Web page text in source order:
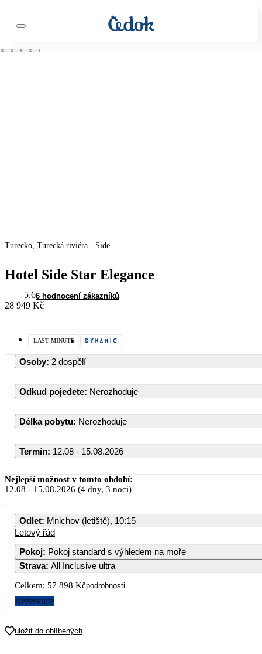
Turecko, Turecká riviéra - Side
Hotel Side Star Elegance
5.66 hodnocení zákazníků
28 949 Kč
LAST MINUTE
Osoby: 2 dospělí
Odkud pojedete: Nerozhoduje
Délka pobytu: Nerozhoduje
Termín: 12.08 - 15.08.2026
Srpen 2026
PO ÚT ST ČT PÁ
3
Nejlepší možnost v tomto období:
12.08 - 15.08.2026 (4 dny, 3 noci)
Odlet: Mnichov (letiště), 10:15
Letový řád
Pokoj:
Pokoj standard s výhledem na moře
Strava: All Inclusive ultra
Celkem: 57 898 Kčpodrobnosti
Rezervujte
uložit do oblíbených